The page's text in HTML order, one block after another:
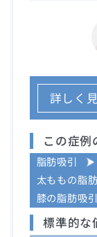
詳しく
この症例
脂肪吸引
太ももの脂
膝の脂肪吸引
標準的な